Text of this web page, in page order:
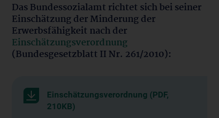
Das Bundessozialamt richtet sich bei seiner
Einschätzung der Minderung der
Erwerbsfähigkeit nach der
Einschätzungsverordnung
(Bundesgesetzblatt II Nr. 261/2010):
Einschätzungsverordnung (PDF,
210KB)